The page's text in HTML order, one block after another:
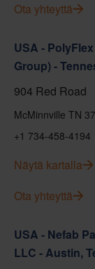
Ota yhteyttä
USA -
Group) -
904 Red Road
McMinnville TN
+1 734-458-4194
Näytä kartalla
Ota yhteyttä
USA - Nefab
LLC - Austin,